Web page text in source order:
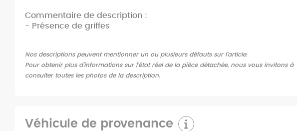
Commentaire de description :
- Présence de griffes
Nos descriptions peuvent mentionner un ou plusieurs défauts sur l'article.
Pour obtenir plus d'informations sur l'état réel de la pièce détachée, nous vous invitons à
consulter toutes les photos de la description.
Véhicule de provenance